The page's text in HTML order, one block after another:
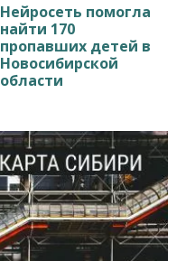
Нейросеть помогла
найти 170
пропавших детей в
Новосибирской
области